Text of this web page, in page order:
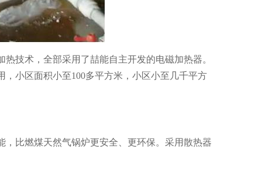
技术，全部采用了喆能自主开发的电磁加热器。
小区面积小至100多平方米，小区小至几千平方
比燃煤天然气锅炉更安全、更环保。采用散热器